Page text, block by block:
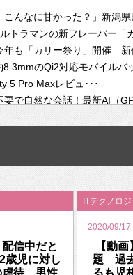
こんなに甘かった？」新潟
トラマンの新フレーバー「
年も「カリー祭り」開催 新
のQi2対応モバイルバ
5 Pro Maxレビュ･･･
要で自然な会話！最新AI（
と生産性】VITURE Luma
で突破。ジャストシステム
インは「自分で作って、想
配信中だと
歳児に対し
虐待 男性
ITテクノロ
2020/09/17
【動
題 過
るも児